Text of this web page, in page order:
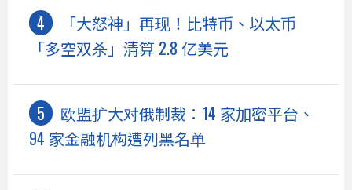
「大怒神」再现！比特币、以太币
「多空双杀」清算 2.8 亿美元
欧盟扩大对俄制裁：14 家加密平台、
94 家金融机构遭列黑名单